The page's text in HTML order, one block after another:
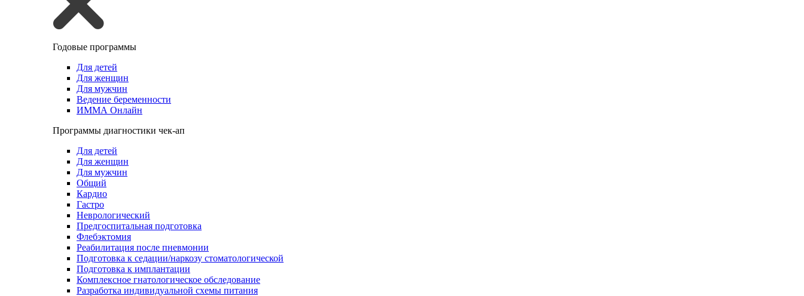
Годовые программы
Для детей
Для женщин
Для мужчин
Ведение беременности
ИММА Онлайн
Программы диагностики чек-ап
Для детей
Для женщин
Для мужчин
Общий
Кардио
Гастро
Неврологический
Предгоспитальная подготовка
Флебэктомия
Реабилитация после пневмонии
Подготовка к седации/наркозу стоматологической
Подготовка к имплантации
Комплексное гнатологическое обследование
Разработка индивидуальной схемы питания